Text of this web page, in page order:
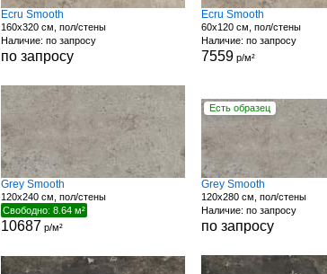
Ecru Smooth
160x320 см, пол/стены
Наличие: по запросу
по запросу
Ecru Smooth
60x120 см, пол/стены
Наличие: по запросу
7559 р/м²
Grey Smooth
120x240 см, пол/стены
Свободно: 8.64 м²
10687 р/м²
Есть образец
Grey Smooth
120x280 см, пол/стены
Наличие: по запросу
по запросу